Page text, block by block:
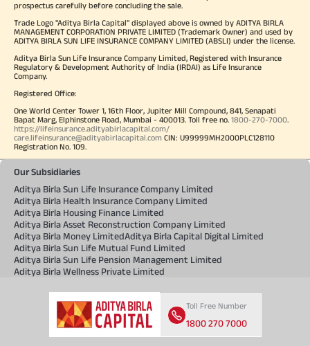
prospectus carefully before concluding the sale.
Trade Logo "Aditya Birla Capital" displayed above is owned by ADITYA BIRLA
MANAGEMENT CORPORATION PRIVATE LIMITED (Trademark Owner) and used by
ADITYA BIRLA SUN LIFE INSURANCE COMPANY LIMITED (ABSLI) under the license.
Aditya Birla Sun Life Insurance Company Limited, Registered with Insurance
Regulatory & Development Authority of India (IRDAI) as Life Insurance
Company.
Registered Office:
One World Center Tower 1, 16th Floor, Jupiter Mill Compound, 841, Senapati
Bapat Marg, Elphinstone Road, Mumbai - 400013. Toll free no. 1800-270-7000.
https://lifeinsurance.adityabirlacapital.com/
care.lifeinsurance@adityabirlacapital.com CIN: U99999MH2000PLC128110
Registration No. 109.
Our Subsidiaries
Aditya Birla Sun Life Insurance Company Limited
Aditya Birla Health Insurance Company Limited
Aditya Birla Housing Finance Limited
Aditya Birla Asset Reconstruction Company Limited
Aditya Birla Money LimitedAditya Birla Capital Digital Limited
Aditya Birla Sun Life Mutual Fund Limited
Aditya Birla Sun Life Pension Management Limited
Aditya Birla Wellness Private Limited
Toll Free Number
1800 270 7000